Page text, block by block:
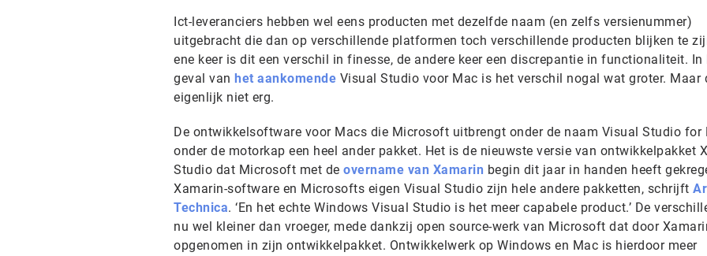
Ict-leveranciers hebben wel eens producten met dezelfde naam (en zelfs versienummer)
uitgebracht die dan op verschillende platformen toch verschillende producten blijken te
ene keer is dit een verschil in finesse, de andere keer een discrepantie in functionaliteit. In
geval van het aankomende Visual Studio voor Mac is het verschil nogal wat groter. Maar
eigenlijk niet erg.
De ontwikkelsoftware voor Macs die Microsoft uitbrengt onder de naam Visual Studio for
onder de motorkap een heel ander pakket. Het is de nieuwste versie van ontwikkelpakket
Studio dat Microsoft met de overname van Xamarin begin dit jaar in handen heeft
Xamarin-software en Microsofts eigen Visual Studio zijn hele andere pakketten, schrijft
Technica. ‘En het echte Windows Visual Studio is het meer capabele product.’ De
nu wel kleiner dan vroeger, mede dankzij open source-werk van Microsoft dat door
opgenomen in zijn ontwikkelpakket. Ontwikkelwerk op Windows en Mac is hierdoor meer